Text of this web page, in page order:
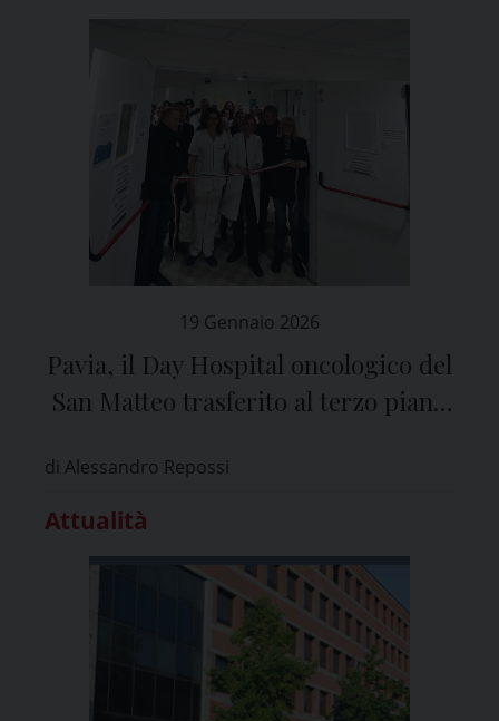
19 Gennaio 2026
Pavia, il Day Hospital oncologico del
San Matteo trasferito al terzo piano
di Alessandro Repossi
Attualità